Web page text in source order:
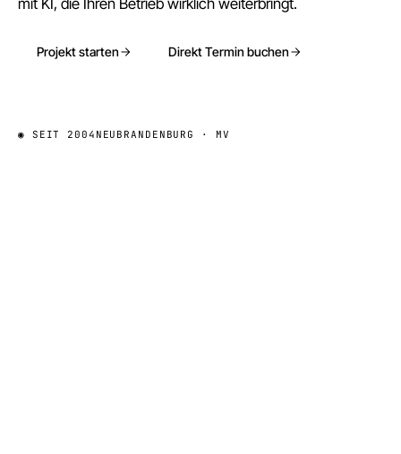
mit KI, die Ihren Betrieb wirklich weiterbringt.
Projekt starten Direkt Termin buchen
◉ SEIT 2004 NEUBRANDENBURG · MV